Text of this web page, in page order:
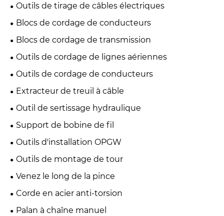
Outils de tirage de câbles électriques
Blocs de cordage de conducteurs
Blocs de cordage de transmission
Outils de cordage de lignes aériennes
Outils de cordage de conducteurs
Extracteur de treuil à câble
Outil de sertissage hydraulique
Support de bobine de fil
Outils d'installation OPGW
Outils de montage de tour
Venez le long de la pince
Corde en acier anti-torsion
Palan à chaîne manuel